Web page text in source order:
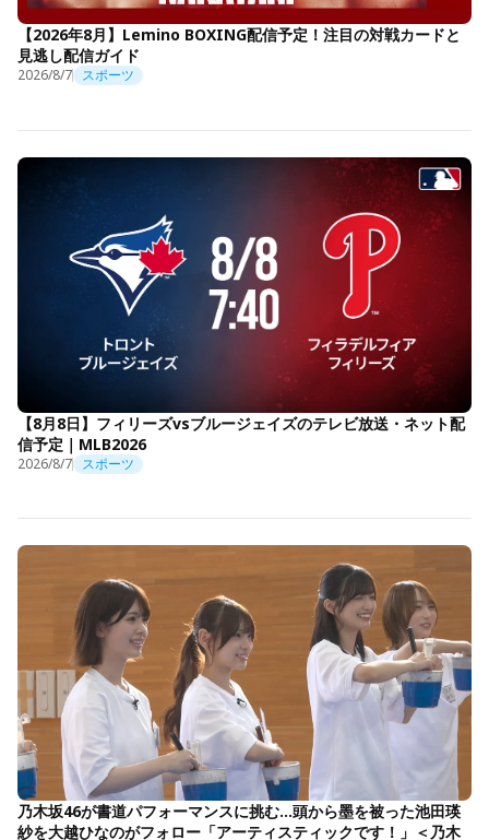
【2026年8月】Lemino BOXING配信予定！注目の対戦カードと
見逃し配信ガイド
2026/8/7 スポーツ
【8月8日】フィリーズvsブルージェイズのテレビ放送・ネット配
信予定｜MLB2026
2026/8/7 スポーツ
乃木坂46が書道パフォーマンスに挑む…頭から墨を被った池田瑛
紗を大越ひなのがフォロー「アーティスティックです！」＜乃木